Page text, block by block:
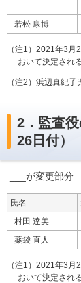
若松 康博
（注1）2021年3
おいて決定され
（注2）浜辺真紀子
2．監査
26日付）
___が変更部分
氏名
村田 達美
薬袋 直人
（注1）2021年3
おいて決定され